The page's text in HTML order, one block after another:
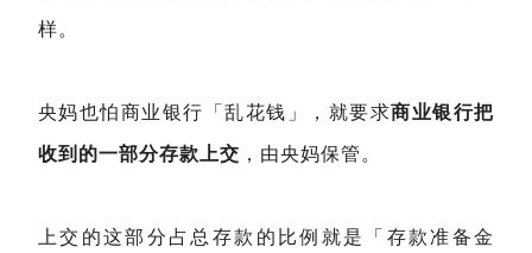
样。
央妈也怕商业银行「乱花钱」，就要求商业银行把
收到的一部分存款上交 ，由央妈保管。
上交的这部分占总存款的比例就是「存款准备金